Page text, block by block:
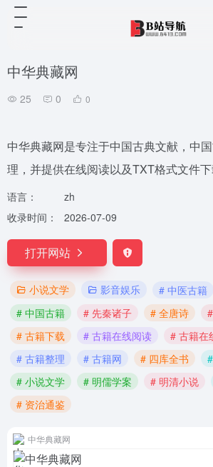
中华典藏网
25 0 0
中华典藏网是专注于中国古典文献，中
理，并提供在线阅读以及TXT格式文件下
语言：
zh
收录时间：
2026-07-09
打开网站
小说文学 影音娱乐 # 中医古籍
# 中国古籍
# 先秦诸子 # 全唐诗
# 古籍下载
# 古籍在线阅读
# 古籍在
# 古籍整理
# 古籍网 # 四库全书
# 小说文学
# 明儒学案 # 明清小说
# 资治通鉴
中华典藏网